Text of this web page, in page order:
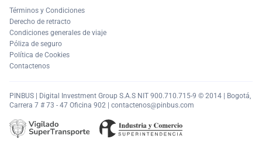
Términos y Condiciones
Derecho de retracto
Condiciones generales de viaje
Póliza de seguro
Política de Cookies
Contactenos
PINBUS | Digital Investment Group S.A.S NIT 900.710.715-9 © 2014 | Bogotá,
Carrera 7 # 73 - 47 Oficina 902 | contactenos@pinbus.com